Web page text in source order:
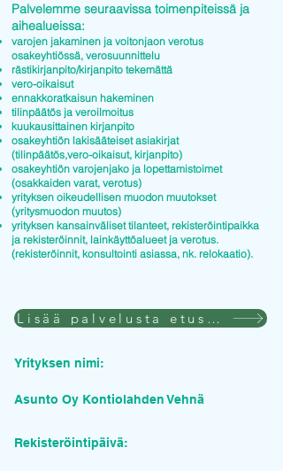
Palvelemme seuraavissa toimenpiteissä ja
aihealueissa:
varojen jakaminen ja voitonjaon verotus
osakeyhtiössä, verosuunnittelu
rästikirjanpito/kirjanpito tekemättä
vero-oikaisut
ennakkoratkaisun hakeminen
tilinpäätös ja veroilmoitus
kuukausittainen kirjanpito
osakeyhtiön lakisääteiset asiakirjat
(tilinpäätös,vero-oikaisut, kirjanpito)
osakeyhtiön varojenjako ja lopettamistoimet
(osakkaiden varat, verotus)
yrityksen oikeudellisen muodon muutokset
(yritysmuodon muutos)
yrityksen kansainväliset tilanteet, rekisteröintipaikka
ja rekisteröinnit, lainkäyttöalueet ja verotus.
(rekisteröinnit, konsultointi asiassa, nk. relokaatio).
Lisää palvelusta etusivulla
Yrityksen nimi:
Asunto Oy Kontiolahden Vehnä
Rekisteröintipäivä: